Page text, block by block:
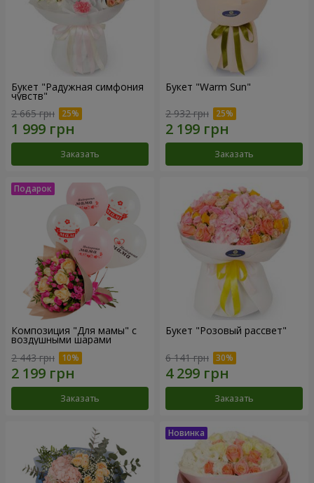
Букет "Радужная симфония
чувств"
2 665 грн
Заказать
Букет "Warm Sun"
2 932 грн
Заказать
Композиция "Для мамы" с
воздушными шарами
2 443 грн
Заказать
Букет "Розовый рассвет"
6 141 грн
Заказать